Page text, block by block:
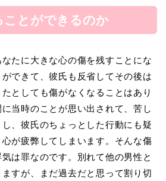
ことができるのか
たに大きな心の傷を残すことにな
できて、彼氏も反省してその後は
としても傷がなくなることはあり
当時のことが思い出されて、苦し
、彼氏のちょっとした行動にも疑
が疲弊してしまいます。そんな傷
は罪なのです。別れて他の男性と
すが、まだ過去だと思って割り切